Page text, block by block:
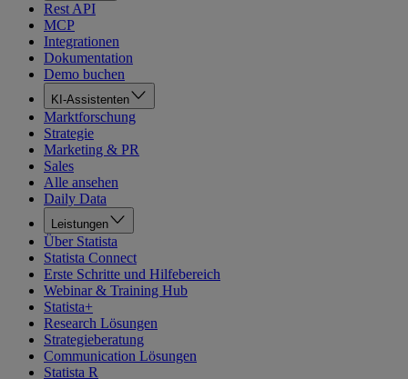
Rest API
MCP
Integrationen
Dokumentation
Demo buchen
KI-Assistenten
Marktforschung
Strategie
Marketing & PR
Sales
Alle ansehen
Daily Data
Leistungen
Über Statista
Statista Connect
Erste Schritte und Hilfebereich
Webinar & Training Hub
Statista+
Research Lösungen
Strategieberatung
Communication Lösungen
Statista R